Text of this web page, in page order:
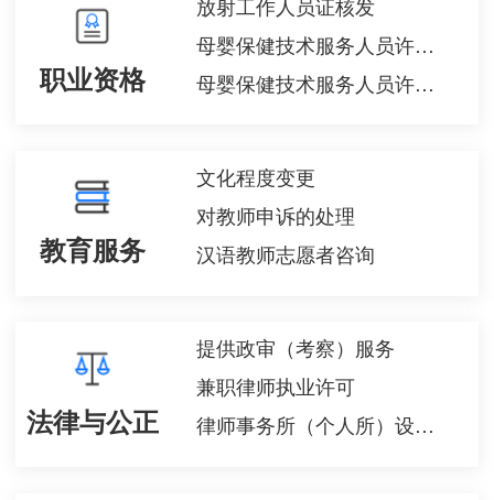
职业资格
母婴保健技术服务人员许可（校验）
母婴保健技术服务人员许可（资格认定）
教育服务
文化程度变更
对教师申诉的处理
汉语教师志愿者咨询
法律与公正
提供政审（考察）服务
兼职律师执业许可
律师事务所（个人所）设立许可